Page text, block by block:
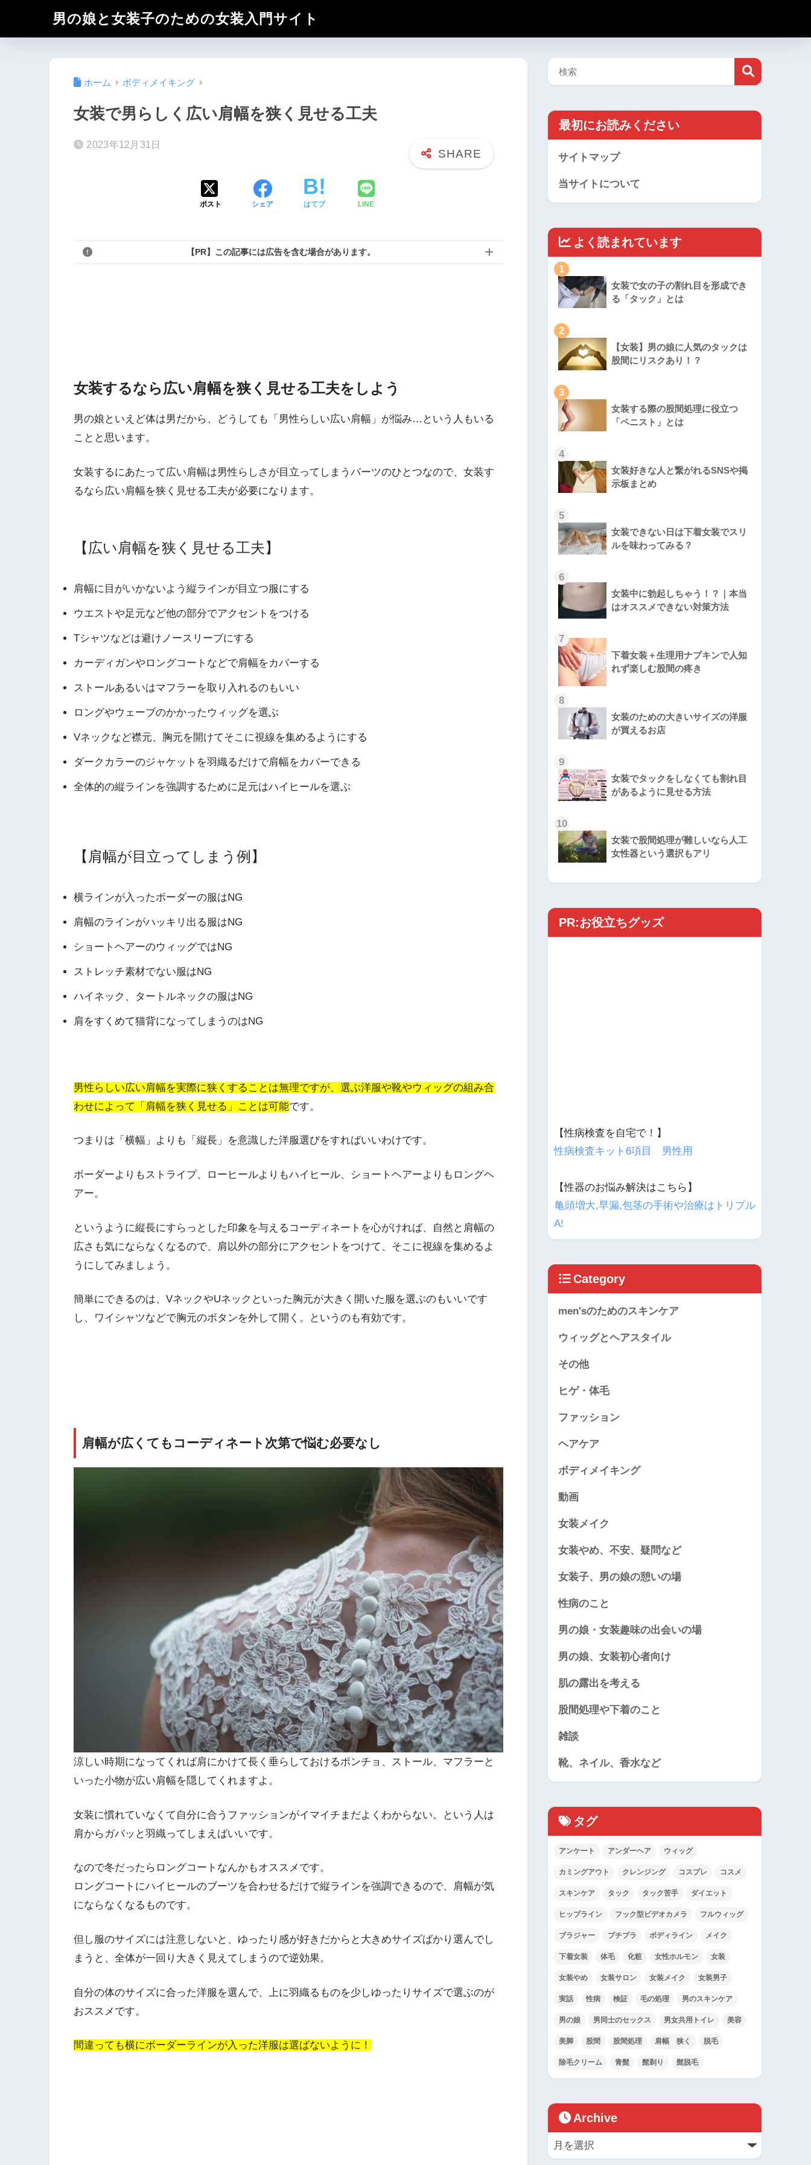
男の娘と女装子のための女装入門サイト
ホーム ボディメイキング
女装で男らしく広い肩幅を狭く見せる工夫
2023年12月31日
ポスト シェア はてブ LINE
【PR】この記事には広告を含む場合があります。
女装するなら広い肩幅を狭く見せる工夫をしよう
男の娘といえど体は男だから、どうしても「男性らしい広い肩幅」が悩み…という人もいる
ことと思います。
女装するにあたって広い肩幅は男性らしさが目立ってしまうパーツのひとつなので、女装す
るなら広い肩幅を狭く見せる工夫が必要になります。
【広い肩幅を狭く見せる工夫】
肩幅に目がいかないよう縦ラインが目立つ服にする
ウエストや足元など他の部分でアクセントをつける
Tシャツなどは避けノースリーブにする
カーディガンやロングコートなどで肩幅をカバーする
ストールあるいはマフラーを取り入れるのもいい
ロングやウェーブのかかったウィッグを選ぶ
Vネックなど襟元、胸元を開けてそこに視線を集めるようにする
ダークカラーのジャケットを羽織るだけで肩幅をカバーできる
全体的の縦ラインを強調するために足元はハイヒールを選ぶ
【肩幅が目立ってしまう例】
横ラインが入ったボーダーの服はNG
肩幅のラインがハッキリ出る服はNG
ショートヘアーのウィッグではNG
ストレッチ素材でない服はNG
ハイネック、タートルネックの服はNG
肩をすくめて猫背になってしまうのはNG
男性らしい広い肩幅を実際に狭くすることは無理ですが、選ぶ洋服や靴やウィッグの組み合
わせによって「肩幅を狭く見せる」ことは可能です。
つまりは 「横幅」よりも「縦長」を意識した洋服選びをすればいいわけです。
ボーダーよりもストライプ、ローヒールよりもハイヒール、ショートヘアーよりもロングヘ
アー。
というように縦長にすらっとした印象を与えるコーディネートを心がければ、自然と肩幅の
広さも気にならなくなるので、肩以外の部分にアクセントをつけて、そこに視線を集めるよ
うにしてみましょう。
簡単にできるのは、VネックやUネックといった胸元が大きく開いた服を選ぶのもいいです
し、ワイシャツなどで胸元のボタンを外して開く。というのも有効です。
肩幅が広くてもコーディネート次第で悩む必要なし
涼しい時期になってくれば肩にかけて長く垂らしておけるポンチョ、ストール、マフラーと
いった小物が広い肩幅を隠してくれますよ 。
女装に慣れていなくて自分に合うファッションがイマイチまだよくわからない。という人は
肩からガバッと羽織ってしまえばいいです。
なので冬だったらロングコートなんかもオススメです。
ロングコートにハイヒールのブーツを合わせるだけで縦ラインを強調できるので、肩幅が気
にならなくなるものです。
但し服のサイズには注意しないと、ゆったり感が好きだからと大きめサイズばかり選んでし
まうと、全体が一回り大きく見えてしまうので逆効果。
自分の体のサイズに合った洋服を選んで、上に羽織るものを少しゆったりサイズで選ぶのが
おススメです。
間違っても横にボーダーラインが入った洋服は選ばないように！
最初にお読みください
サイトマップ
当サイトについて
よく読まれています
1
女装で女の子の割れ目を形成でき
る「タック」とは
2
【女装】男の娘に人気のタックは
股間にリスクあり！？
3
女装する際の股間処理に役立つ
「ペニスト」とは
4
女装好きな人と繋がれるSNSや掲
示板まとめ
5
女装できない日は下着女装でスリ
ルを味わってみる？
6
女装中に勃起しちゃう！？｜本当
はオススメできない対策方法
7
下着女装＋生理用ナプキンで人知
れず楽しむ股間の疼き
8
女装のための大きいサイズの洋服
が買えるお店
9
女装でタックをしなくても割れ目
があるように見せる方法
10
女装で股間処理が難しいなら人工
女性器という選択もアリ
PR:お役立ちグッズ
【性病検査を自宅で！】
性病検査キット6項目 男性用
【性器のお悩み解決はこちら】
亀頭増大,早漏,包茎の手術や治療はトリプル
A!
Category
men'sのためのスキンケア
ウィッグとヘアスタイル
その他
ヒゲ・体毛
ファッション
ヘアケア
ボディメイキング
動画
女装メイク
女装やめ、不安、疑問など
女装子、男の娘の憩いの場
性病のこと
男の娘・女装趣味の出会いの場
男の娘、女装初心者向け
肌の露出を考える
股間処理や下着のこと
雑談
靴、ネイル、香水など
タグ
アンケート アンダーヘア ウィッグ
カミングアウト クレンジング コスプレ コスメ
スキンケア タック タック苦手 ダイエット
ヒップライン フック型ビデオカメラ フルウィッグ
ブラジャー プチプラ ボディライン メイク
下着女装 体毛 化粧 女性ホルモン 女装
女装やめ 女装サロン 女装メイク 女装男子
実話 性病 検証 毛の処理 男のスキンケア
男の娘 男同士のセックス 男女共用トイレ 美容
美脚 股間 股間処理 肩幅 狭く 脱毛
除毛クリーム 青髭 髭剃り 髭脱毛
Archive